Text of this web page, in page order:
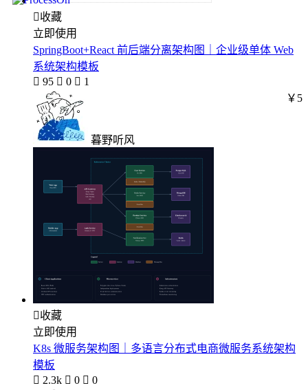
收藏
立即使用
SpringBoot+React 前后端分离架构图｜企业级单体 Web
系统架构模板
 95  0  1
暮野听风
￥5
收藏
立即使用
K8s 微服务架构图｜多语言分布式电商微服务系统架构
模板
 2.3k  0  0